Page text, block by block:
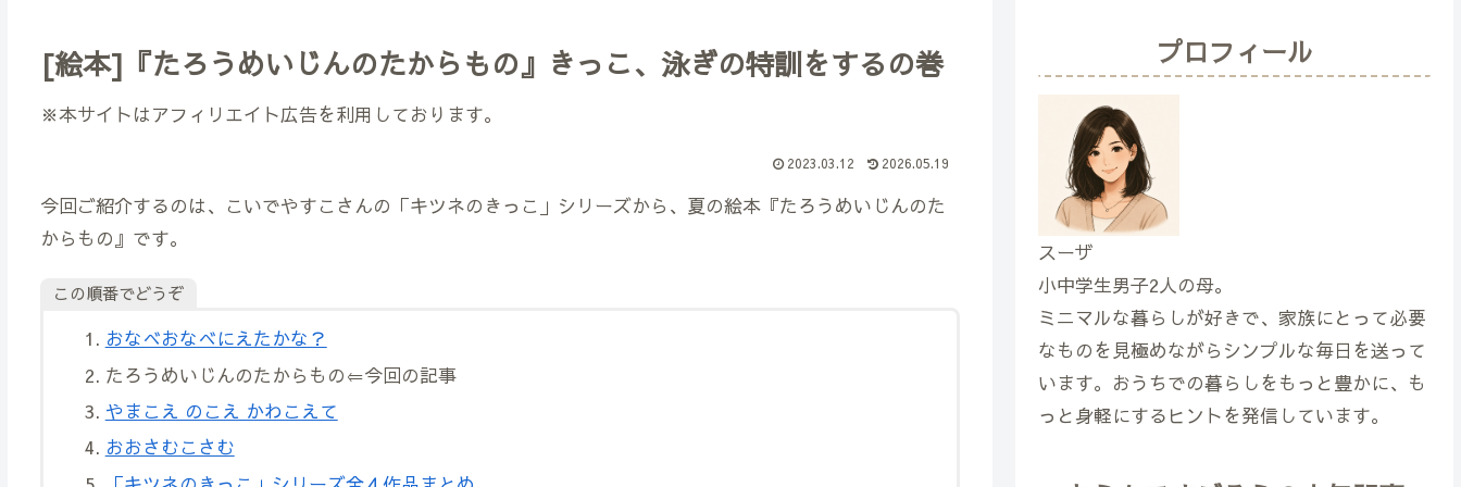
[絵本]『たろうめいじんのたからもの』きっこ、泳ぎの特訓をするの巻
※本サイトはアフィリエイト広告を利用しております。
2023.03.12 2026.05.19
今回ご紹介するのは、こいでやすこさんの「キツネのきっこ」シリーズから、夏の絵本『たろうめいじんのた
からもの』です。
この順番でどうぞ
おなべおなべにえたかな？
たろうめいじんのたからもの⇐今回の記事
やまこえ のこえ かわこえて
おおさむこさむ
プロフィール
スーザ
小中学生男子2人の母。
ミニマルな暮らしが好きで、家族にとって必要
なものを見極めながらシンプルな毎日を送って
います。おうちでの暮らしをもっと豊かに、も
っと身軽にするヒントを発信しています。